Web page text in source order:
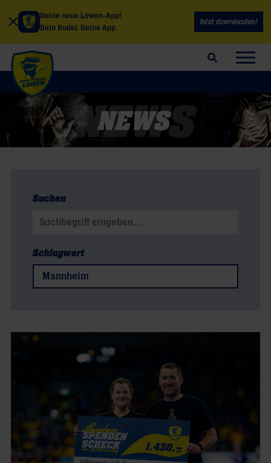
Deine neue Löwen-App!
Dein Rudel. Deine App.
Jetzt downloaden!
Suchfeld öffnen
Suchen
Suchen nach:
Schlagwort
Mannheim